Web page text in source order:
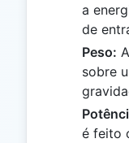
a
de
Peso:
sobre
é feito